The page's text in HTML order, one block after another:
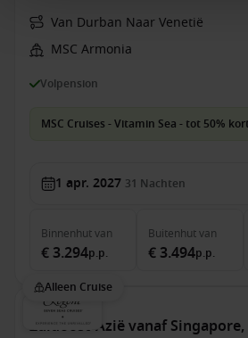
Van Durban Naar Venetië
MSC Armonia
Volpension
MSC Cruises - Vitamin Sea - tot 50%
1 apr. 2027 31 Nachten
Binnenhutvan
€ 3.294p.p.
Buitenhutvan
€ 3.494p.p.
Alleen Cruise
Zuidoost-Azië vanaf